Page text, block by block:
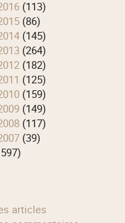
(113)
(86)
(145)
(264)
(182)
(125)
(159)
(149)
(117)
(39)
articles